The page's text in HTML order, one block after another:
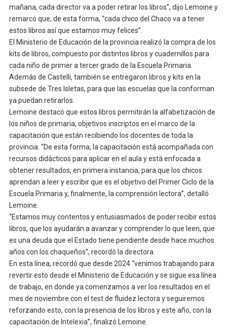
mañana, cada director va a poder retirar los libros”, dijo Lemoine y
remarcó que, de esta forma, “cada chico del Chaco va a tener
estos libros así que estamos muy felices”.
El Ministerio de Educación de la provincia realizó la compra de los
kits de libros, compuesto por distintos libros y cuadernillos para
cada niño de primer a tercer grado de la Escuela Primaria.
Además de Castelli, también se entregaron libros y kits en la
subsede de Tres Isletas, para que las escuelas que la conforman
ya puedan retirarlos.
Lemoine destacó que estos libros permitirán la alfabetización de
los niños de primaria, objetivos inscriptos en el marco de la
capacitación que están recibiendo los docentes de toda la
provincia. “De esta forma, la capacitación está acompañada con
recursos didácticos para aplicar en el aula y está enfocada a
obtener resultados, en primera instancia, para que los chicos
aprendan a leer y escribir que es el objetivo del Primer Ciclo de la
Escuela Primaria y, finalmente, la comprensión lectora”, detalló
Lemoine.
“Estamos muy contentos y entusiasmados de poder recibir estos
libros, que los ayudarán a avanzar y comprender lo que leen, que
es una deuda que el Estado tiene pendiente desde hace muchos
años con los chaqueños”, recordó la directora.
En esta línea, recordó que desde 2024 “venimos trabajando para
revertir esto desde el Ministerio de Educación y se sigue esa línea
de trabajo, en donde ya comenzamos a ver los resultados en el
mes de noviembre con el test de fluidez lectora y seguiremos
reforzando esto, con la presencia de los libros y este año, con la
capacitación de Intelexia”, finalizó Lemoine.